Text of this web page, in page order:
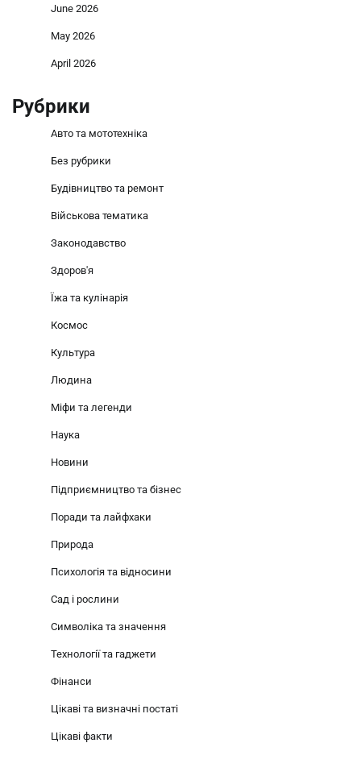
June 2026
May 2026
April 2026
Рубрики
Авто та мототехніка
Без рубрики
Будівництво та ремонт
Військова тематика
Законодавство
Здоров'я
Їжа та кулінарія
Космос
Культура
Людина
Міфи та легенди
Наука
Новини
Підприємництво та бізнес
Поради та лайфхаки
Природа
Психологія та відносини
Сад і рослини
Символіка та значення
Технології та гаджети
Фінанси
Цікаві та визначні постаті
Цікаві факти